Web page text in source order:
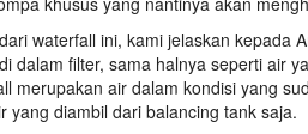
waterfall ini, kami jelaskan kepada
dalam filter, sama halnya seperti air
merupakan air dalam kondisi yang
yang diambil dari balancing tank saja.